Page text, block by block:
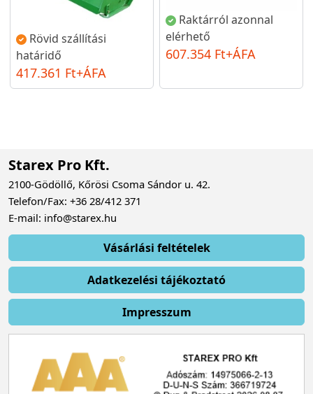
Rövid szállítási
határidő
417.361 Ft+ÁFA
Raktárról azonnal
elérhető
607.354 Ft+ÁFA
Starex Pro Kft.
2100-Gödöllő, Kőrösi Csoma Sándor u. 42.
Telefon/Fax: +36 28/412 371
E-mail: info@starex.hu
Vásárlási feltételek
Adatkezelési tájékoztató
Impresszum